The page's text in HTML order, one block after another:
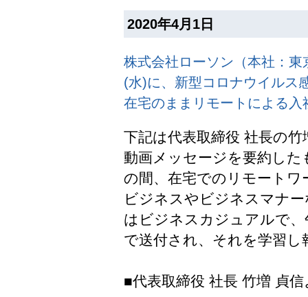
2020年4月1日
株式会社ローソン（本社：
(水)に、新型コロナウイルス
在宅のままリモートによる入
下記は代表取締役 社長の
動画メッセージを要約し
の間、在宅でのリモートワ
ビジネスやビジネスマナ
はビジネスカジュアルで
で送付され、それを学習し
■代表取締役 社長 竹増 貞